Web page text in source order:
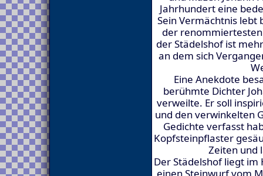
Jahrhundert eine
Sein Vermächtnis lebt
der
der Städelshof ist
an dem sich
Eine Anekdote
berühmte Dichter
verweilte. Er soll
und den verwinkelten
Gedichte verfasst
Kopfsteinpflaster
Zeiten und
Der Städelshof liegt
einen Steinwurf vom